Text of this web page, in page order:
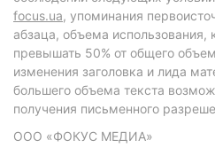
focus.ua, упоминания
абзаца, объема
превышать 50% от общего
изменения заголовка и лида
большего объема текста
получения письменного
ООО «ФОКУС МЕДИА»